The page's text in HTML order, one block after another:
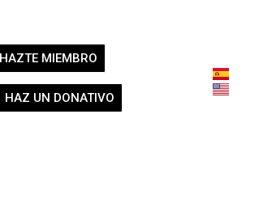
HAZTE MIEMBRO
HAZ UN DONATIVO